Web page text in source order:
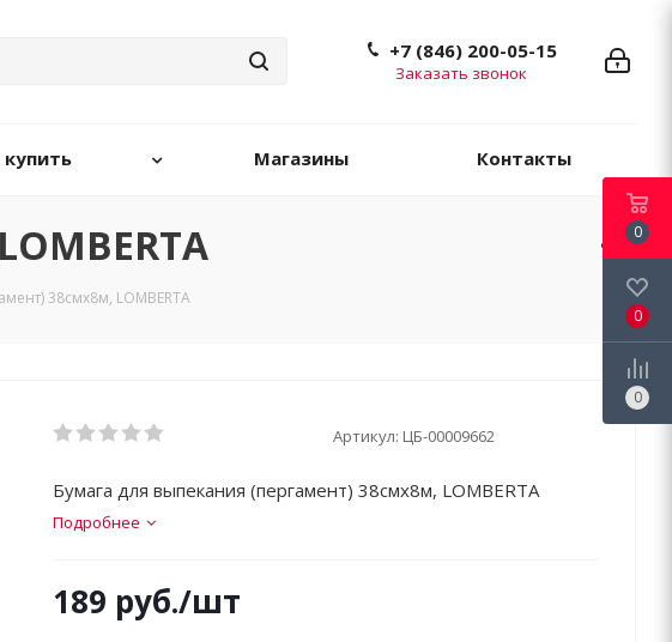
+7 (846) 200-05-15
Заказать звонок
купить Магазины Контакты
38смх8м, LOMBERTA
Артикул: ЦБ-00009662
Бумага для выпекания (пергамент) 38смх8м, LOMBERTA
Подробнее
189 руб./шт
0
0
0